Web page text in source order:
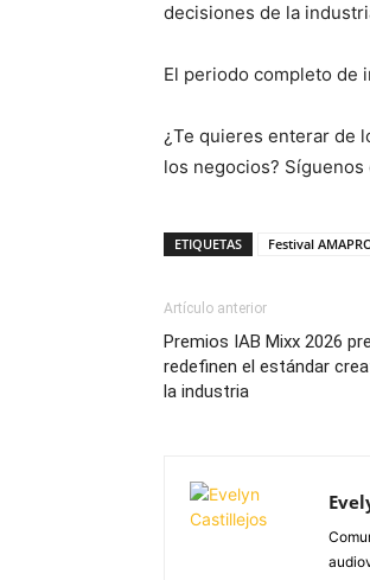
decisiones de la
El periodo completo de
¿Te quieres enterar de
los negocios? Síguenos
ETIQUETAS Festival
Artículo anterior
Premios IAB Mixx 2026
redefinen el estándar
la industria